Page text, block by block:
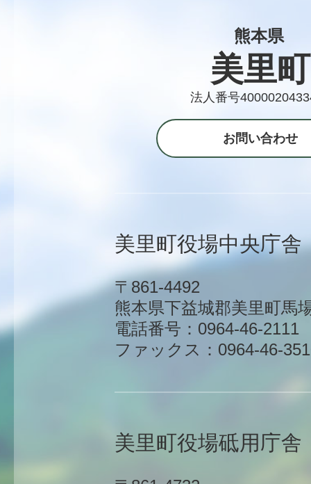
熊本県
美里町
法人番号
お問い合わせ
美里町役場中央庁舎
〒861-4492
熊本県下益城郡美里町馬
電話番号：0964-46-2111
ファックス：0964-46-
美里町役場砥用庁舎